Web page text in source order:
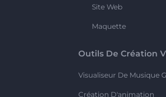
Site Web
Maquette
Outils De Création
Visualiseur De Musique
Création D'animation